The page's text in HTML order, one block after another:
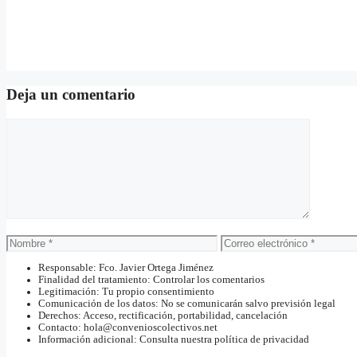
Deja un comentario
Nombre
Correo
electrónico
Responsable: Fco. Javier Ortega Jiménez
Finalidad del tratamiento: Controlar los comentarios
Legitimación: Tu propio consentimiento
Comunicación de los datos: No se comunicarán salvo previsión legal
Derechos: Acceso, rectificación, portabilidad, cancelación
Contacto: hola@convenioscolectivos.net
Información adicional: Consulta nuestra política de privacidad